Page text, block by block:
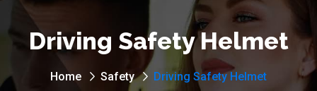
Driving Safety Helmet
Home Safety Driving Safety Helmet